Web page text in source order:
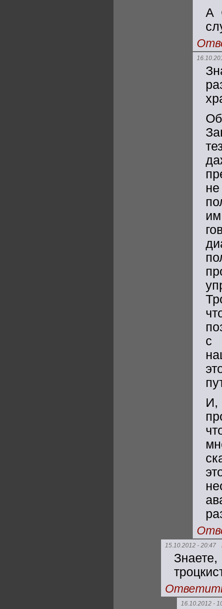
А
с
И,
15.10.2012 - 20:47
16.10.2012 -